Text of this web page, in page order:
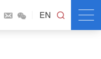
EN